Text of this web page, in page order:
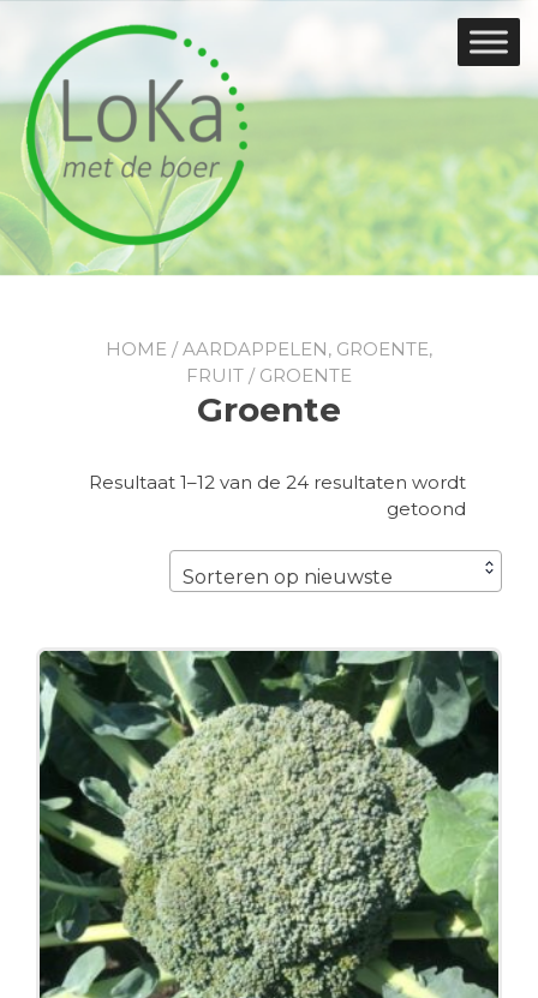
inhoud
HOME /AARDAPPELEN, GROENTE,
FRUIT / GROENTE
Groente
Resultaat 1–12 van de 24 resultaten wordt
getoond
Sorteren op nieuwste